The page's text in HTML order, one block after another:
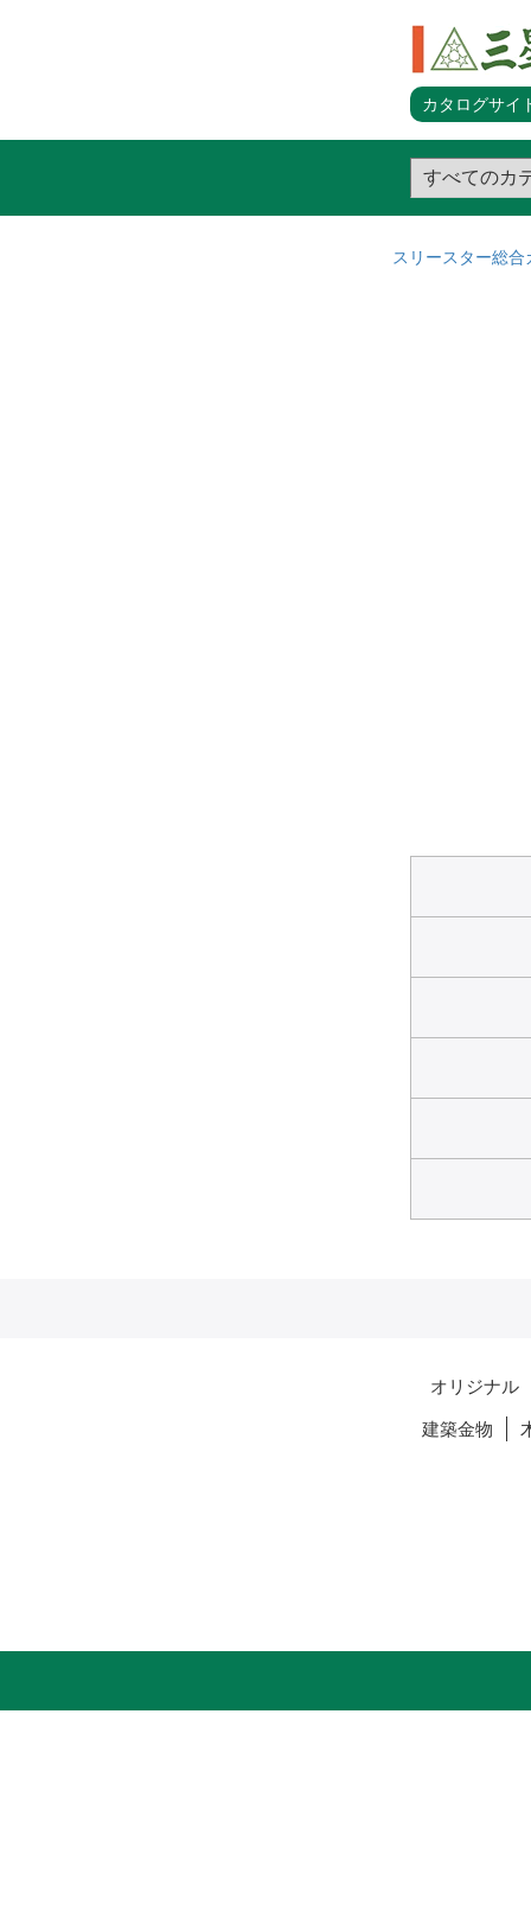
カタログサイ
スリースター総合
オリジナル
建築金物